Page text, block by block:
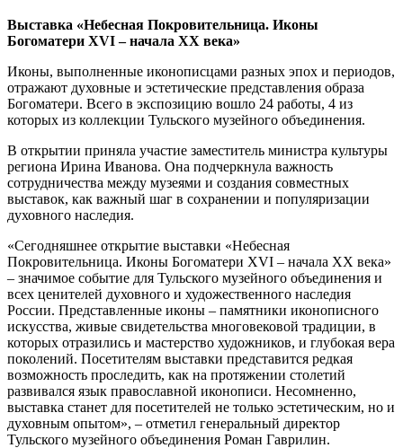
Выставка «Небесная Покровительница. Иконы
Богоматери XVI – начала XX века»
Иконы, выполненные иконописцами разных эпох и периодов,
отражают духовные и эстетические представления образа
Богоматери. Всего в экспозицию вошло 24 работы, 4 из
которых из коллекции Тульского музейного объединения.
В открытии приняла участие заместитель министра культуры
региона Ирина Иванова. Она подчеркнула важность
сотрудничества между музеями и создания совместных
выставок, как важный шаг в сохранении и популяризации
духовного наследия.
«Сегодняшнее открытие выставки «Небесная
Покровительница. Иконы Богоматери XVI – начала XX века»
– значимое событие для Тульского музейного объединения и
всех ценителей духовного и художественного наследия
России. Представленные иконы – памятники иконописного
искусства, живые свидетельства многовековой традиции, в
которых отразились и мастерство художников, и глубокая вера
поколений. Посетителям выставки представится редкая
возможность проследить, как на протяжении столетий
развивался язык православной иконописи. Несомненно,
выставка станет для посетителей не только эстетическим, но и
духовным опытом», – отметил генеральный директор
Тульского музейного объединения Роман Гаврилин.